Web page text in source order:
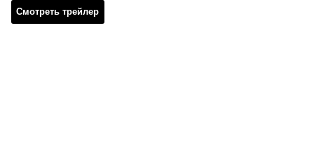
Смотреть трейлер